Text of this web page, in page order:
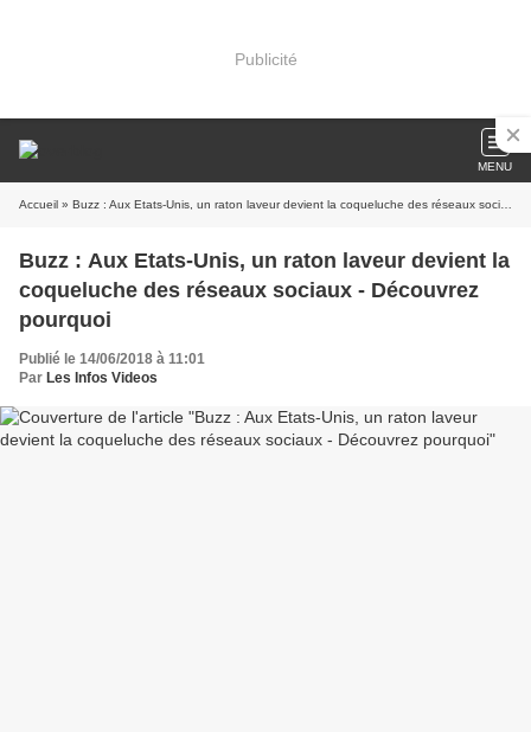
Publicité
MENU
Accueil » Buzz : Aux Etats-Unis, un raton laveur devient la coqueluche des réseaux sociaux - Découvrez pourquoi
Buzz : Aux Etats-Unis, un raton laveur devient la
coqueluche des réseaux sociaux - Découvrez
pourquoi
Publié le 14/06/2018 à 11:01
Par Les Infos Videos